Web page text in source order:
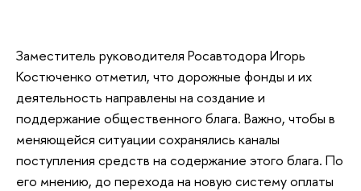
Заместитель руководителя Росавтодора Игорь
Костюченко отметил, что дорожные фонды и их
деятельность направлены на создание и
поддержание общественного блага. Важно, чтобы в
меняющейся ситуации сохранялись каналы
поступления средств на содержание этого блага. По
его мнению, до перехода на новую систему оплаты